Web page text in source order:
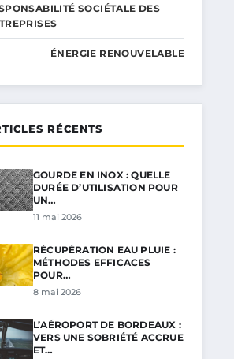
SOCIÉTALE DES
ÉNERGIE RENOUVELABLE
RÉCENTS
GOURDE EN INOX : QUELLE
DURÉE D’UTILISATION POUR
UN…
11 mai 2026
RÉCUPÉRATION EAU PLUIE :
MÉTHODES EFFICACES
POUR…
8 mai 2026
L’AÉROPORT DE BORDEAUX :
VERS UNE SOBRIÉTÉ ACCRUE
ET…